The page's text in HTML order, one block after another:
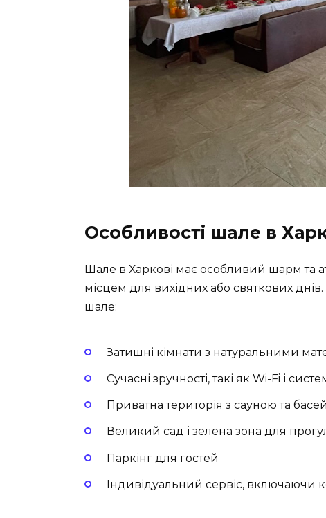
Особливості шале в
Шале в Харкові має особливий шарм та
місцем для вихідних або святкових
шале:
Затишні кімнати з натуральними
Сучасні зручності, такі як Wi-Fi і
Приватна територія з сауною та
Великий сад і зелена зона для
Паркінг для гостей
Індивідуальний сервіс, включаючи